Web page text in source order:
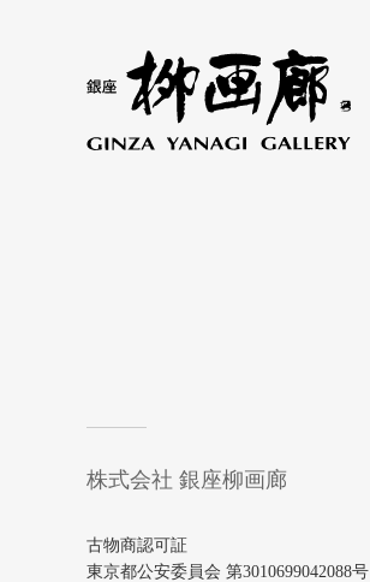
株式会社 銀座柳画廊
古物商認可証
東京都公安委員会 第3010699042088号